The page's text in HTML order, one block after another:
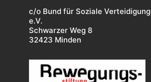
c/o Bund für Soziale Verteidigung
e.V.
Schwarzer Weg 8
32423 Minden